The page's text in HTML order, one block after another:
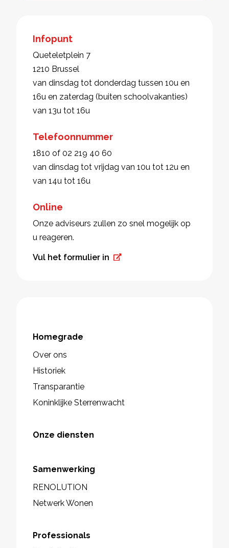
Infopunt
Queteletplein 7
1210 Brussel
van dinsdag tot donderdag tussen 10u en
16u en zaterdag (buiten schoolvakanties)
van 13u tot 16u
Telefoonnummer
1810 of 02 219 40 60
van dinsdag tot vrijdag van 10u tot 12u en
van 14u tot 16u
Online
Onze adviseurs zullen zo snel mogelijk op
u reageren.
Vul het formulier in
Homegrade
Over ons
Historiek
Transparantie
Koninklijke Sterrenwacht
Onze diensten
Samenwerking
RENOLUTION
Netwerk Wonen
Professionals